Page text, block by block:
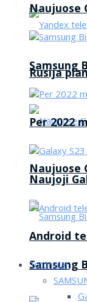
Rusija
Naujuose
Samsung
Naujuose
Samsung
Per 2022
Naujoji
Android
Tutorialai